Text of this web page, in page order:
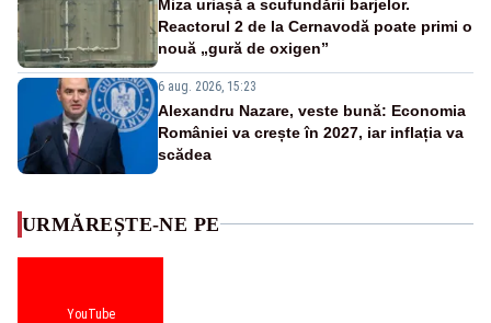
Miza uriașă a scufundării barjelor.
Reactorul 2 de la Cernavodă poate primi o
nouă „gură de oxigen”
6 aug. 2026, 15:23
Alexandru Nazare, veste bună: Economia
României va crește în 2027, iar inflația va
scădea
URMĂREȘTE-NE PE
YouTube